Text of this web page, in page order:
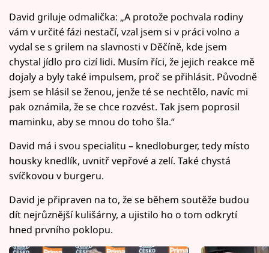
David griluje odmalička: „A protože pochvala rodiny
vám v určité fázi nestačí, vzal jsem si v práci volno a
vydal se s grilem na slavnosti v Děčíně, kde jsem
chystal jídlo pro cizí lidi. Musím říci, že jejich reakce mě
dojaly a byly také impulsem, proč se přihlásit. Původně
jsem se hlásil se ženou, jenže té se nechtělo, navíc mi
pak oznámila, že se chce rozvést. Tak jsem poprosil
maminku, aby se mnou do toho šla.“
David má i svou specialitu – knedloburger, tedy místo
housky knedlík, uvnitř vepřové a zelí. Také chystá
svíčkovou v burgeru.
David je připraven na to, že se během soutěže budou
dít nejrůznější kulišárny, a ujistilo ho o tom odkrytí
hned prvního poklopu.